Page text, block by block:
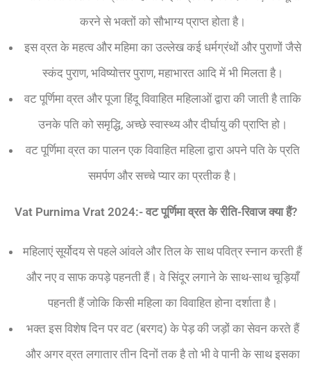
करने से भक्तों को सौभाग्य प्राप्त होता है।
इस व्रत के महत्व और महिमा का उल्लेख कई धर्मग्रंथों और पुराणों जैसे
स्कंद पुराण, भविष्योत्तर पुराण, महाभारत आदि में भी मिलता है।
वट पूर्णिमा व्रत और पूजा हिंदू विवाहित महिलाओं द्वारा की जाती है ताकि
उनके पति को समृद्धि, अच्छे स्वास्थ्य और दीर्घायु की प्राप्ति हो।
वट पूर्णिमा व्रत का पालन एक विवाहित महिला द्वारा अपने पति के प्रति
समर्पण और सच्चे प्यार का प्रतीक है।
Vat Purnima Vrat 2024:- वट पूर्णिमाव्रतकेरीति-रिवाजक्याहैं?
महिलाएं सूर्योदय से पहले आंवले और तिल के साथ पवित्र स्नान करती हैं
और नए व साफ कपड़े पहनती हैं। वे सिंदूर लगाने के साथ-साथ चूड़ियाँ
पहनती हैं जोकि किसी महिला का विवाहित होना दर्शाता है।
भक्त इस विशेष दिन पर वट (बरगद) के पेड़ की जड़ों का सेवन करते हैं
और अगर व्रत लगातार तीन दिनों तक है तो भी वे पानी के साथ इसका